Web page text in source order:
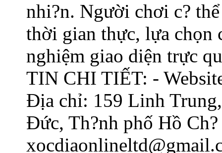
nhi?n. Người chơi c?
thời gian thực, lựa chọn
nghiệm giao diện trực
TIN CHI TIẾT: -
Địa chỉ: 159 Linh
Đức, Th?nh phố Hồ